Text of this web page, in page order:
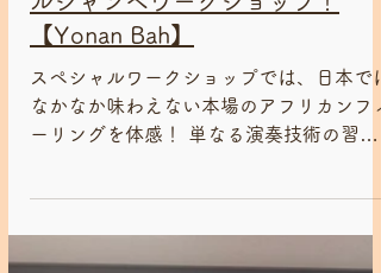
ジャンベワークショップ・練習会
2026/4月3・10・17 スペシャ
スペシャルワークショップでは、日本では
なかなか味わえない本場のアフリカンフィ